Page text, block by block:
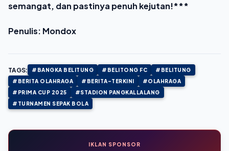
semangat, dan pastinya penuh kejutan!***
Penulis: Mondox
TAGS: #BANGKA BELITUNG #BELITONG FC
#BELITUNG
#BERITA OLAHRAGA
#BERITA-TERKINI
#OLAHRAGA
#PRIMA CUP 2025
#STADION PANGKALLALANG
#TURNAMEN SEPAK BOLA
IKLAN SPONSOR